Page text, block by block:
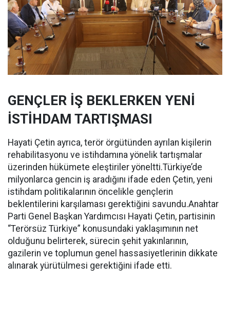
GENÇLER İŞ BEKLERKEN YENİ
İSTİHDAM TARTIŞMASI
Hayati Çetin ayrıca, terör örgütünden ayrılan kişilerin
rehabilitasyonu ve istihdamına yönelik tartışmalar
üzerinden hükümete eleştiriler yöneltti.Türkiye’de
milyonlarca gencin iş aradığını ifade eden Çetin, yeni
istihdam politikalarının öncelikle gençlerin
beklentilerini karşılaması gerektiğini savundu.Anahtar
Parti Genel Başkan Yardımcısı Hayati Çetin, partisinin
“Terörsüz Türkiye” konusundaki yaklaşımının net
olduğunu belirterek, sürecin şehit yakınlarının,
gazilerin ve toplumun genel hassasiyetlerinin dikkate
alınarak yürütülmesi gerektiğini ifade etti.